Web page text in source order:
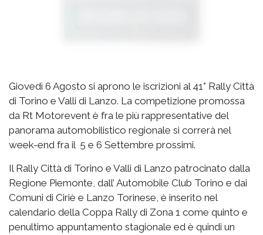
Giovedì 6 Agosto si aprono le iscrizioni al 41° Rally Città
di Torino e Valli di Lanzo. La competizione promossa
da Rt Motorevent è fra le più rappresentative del
panorama automobilistico regionale si correrà nel
week-end fra il 5 e 6 Settembre prossimi.
Il Rally Città di Torino e Valli di Lanzo patrocinato dalla
Regione Piemonte, dall’ Automobile Club Torino e dai
Comuni di Ciriè e Lanzo Torinese, è inserito nel
calendario della Coppa Rally di Zona 1 come quinto e
penultimo appuntamento stagionale ed è quindi un